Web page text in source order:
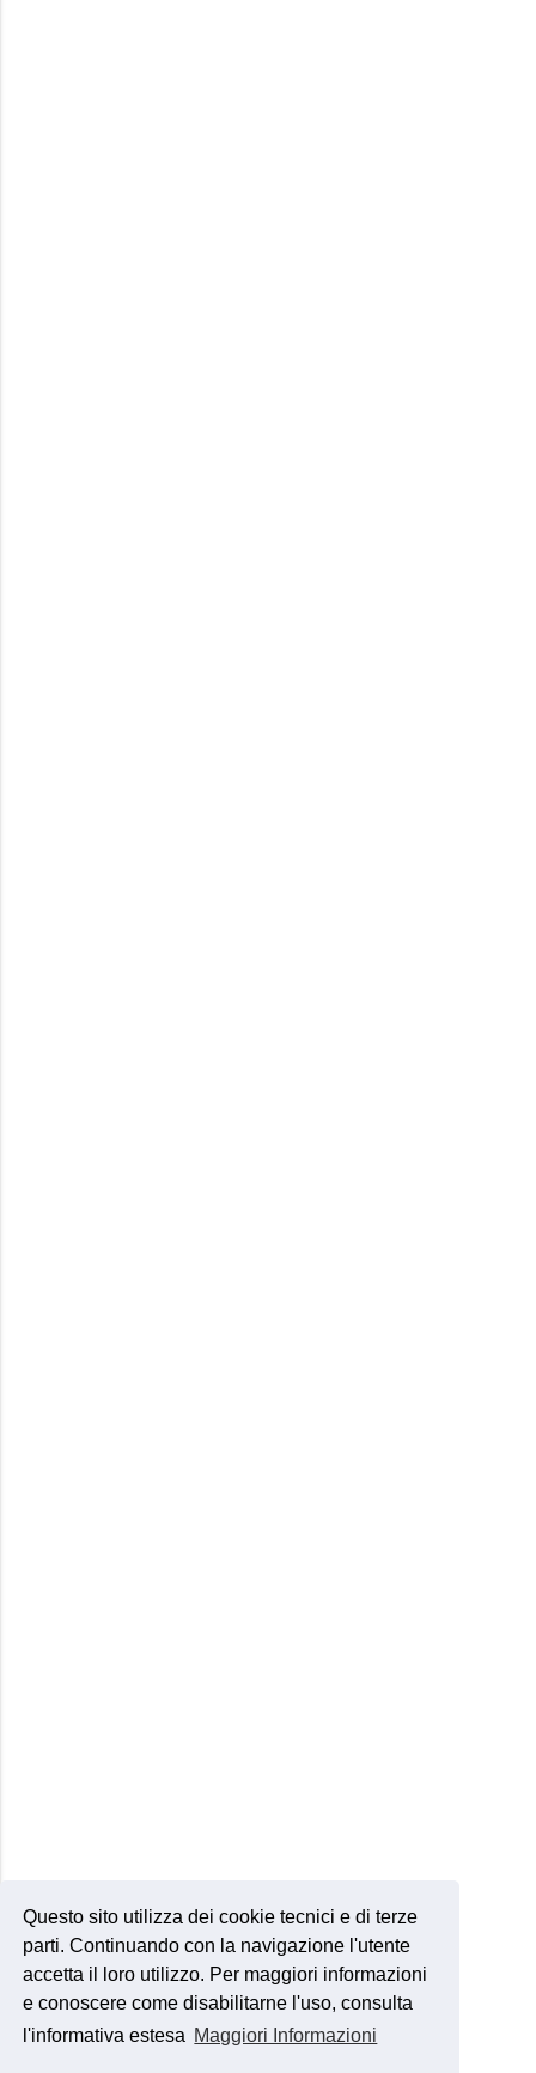
Questo sito utilizza dei cookie tecnici e di terze
parti. Continuando con la navigazione l'utente
accetta il loro utilizzo. Per maggiori informazioni
e conoscere come disabilitarne l'uso, consulta
l'informativa estesa Maggiori Informazioni